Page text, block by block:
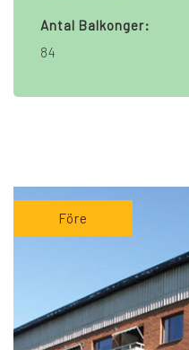
Antal Balkonger:
84
Före